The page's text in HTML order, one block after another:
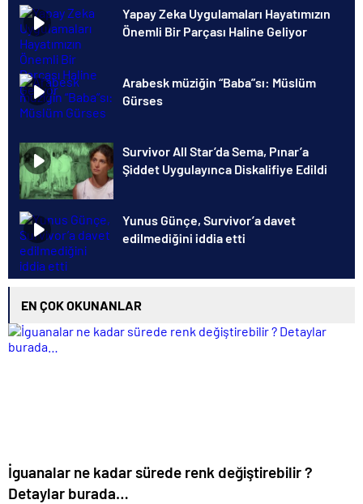
Yapay Zeka Uygulamaları Hayatımızın
Önemli Bir Parçası Haline Geliyor
Arabesk müziğin “Baba”sı: Müslüm
Gürses
Survivor All Star’da Sema, Pınar’a
Şiddet Uygulayınca Diskalifiye Edildi
Yunus Günçe, Survivor’a davet
edilmediğini iddia etti
EN ÇOK OKUNANLAR
İguanalar ne kadar sürede renk değiştirebilir ?
Detaylar burada…